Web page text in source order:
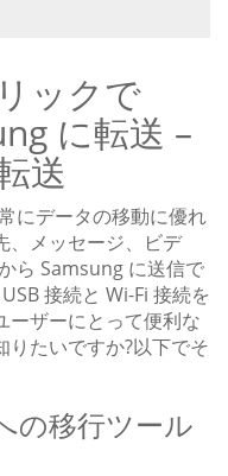
ックで
に転送 –
送
にデータの移動に優れ
、メッセージ、ビデ
ら Samsung に送信で
接続と Wi-Fi 接続を
ーザーにとって便利な
りたいですか?以下でそ
の移行ツール